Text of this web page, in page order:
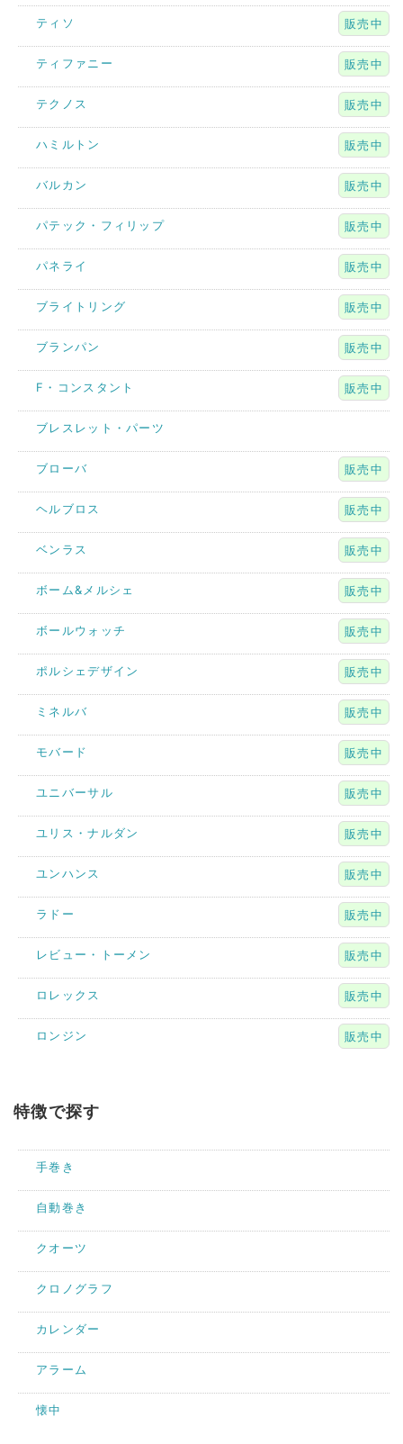
ティソ 販売中
ティファニー 販売中
テクノス 販売中
ハミルトン 販売中
バルカン 販売中
パテック・フィリップ 販売中
パネライ 販売中
ブライトリング 販売中
ブランパン 販売中
F・コンスタント 販売中
ブレスレット・パーツ
ブローバ 販売中
ヘルブロス 販売中
ベンラス 販売中
ボーム&メルシェ 販売中
ボールウォッチ 販売中
ポルシェデザイン 販売中
ミネルバ 販売中
モバード 販売中
ユニバーサル 販売中
ユリス・ナルダン 販売中
ユンハンス 販売中
ラドー 販売中
レビュー・トーメン 販売中
ロレックス 販売中
ロンジン 販売中
特徴で探す
手巻き
自動巻き
クオーツ
クロノグラフ
カレンダー
アラーム
懐中